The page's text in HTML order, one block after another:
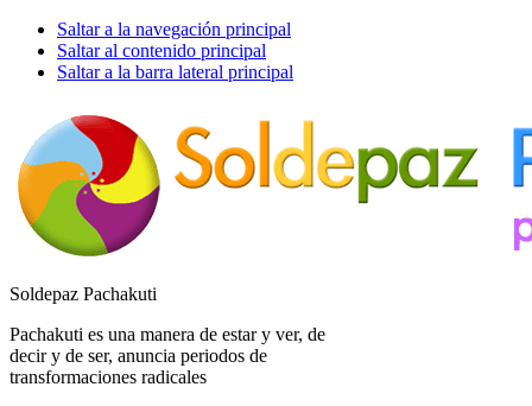
Saltar a la navegación principal
Saltar al contenido principal
Saltar a la barra lateral principal
Soldepaz Pachakuti
Pachakuti es una manera de estar y ver, de
decir y de ser, anuncia periodos de
transformaciones radicales